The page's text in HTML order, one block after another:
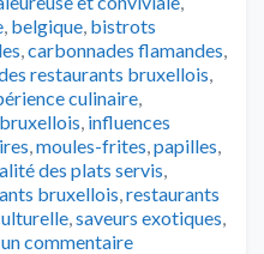
, belgique, bistrots
,carbonnades flamandes,
restaurants bruxellois,
culinaire,
, influences
,moules-frites,papilles,
des plats servis,
bruxellois,restaurants
,saveurs exotiques,
commentaire